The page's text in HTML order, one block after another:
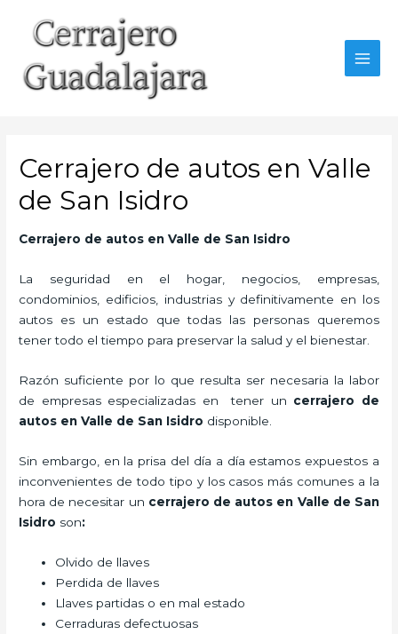
contenido
Cerrajero de autos en Valle
de San Isidro
Cerrajero de autos en Valle de San Isidro
La seguridad en el hogar, negocios, empresas,
condominios, edificios, industrias y definitivamente en los
autos es un estado que todas las personas queremos
tener todo el tiempo para preservar la salud y el bienestar.
Razón suficiente por lo que resulta ser necesaria la labor
de empresas especializadas en tener un cerrajero de
autos en Valle de San Isidro disponible.
Sin embargo, en la prisa del día a día estamos expuestos a
inconvenientes de todo tipo y los casos más comunes a la
hora de necesitar un cerrajero de autos en Valle de San
Isidro son:
Olvido de llaves
Perdida de llaves
Llaves partidas o en mal estado
Cerraduras defectuosas